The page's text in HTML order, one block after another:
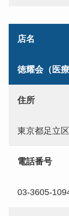
店名
徳耀会（医
住所
東京都足立
電話番号
03-3605-